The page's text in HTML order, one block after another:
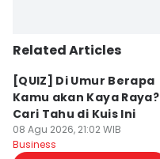
Related Articles
[QUIZ] Di Umur Berapa
Kamu akan Kaya Raya?
Cari Tahu di Kuis Ini
08 Agu 2026, 21:02 WIB
Business